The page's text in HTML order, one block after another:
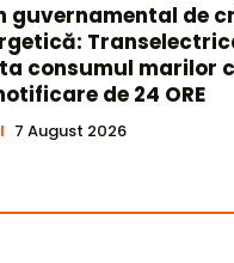
guvernamental de
consumul marilor
de 24 ORE
7 August 2026